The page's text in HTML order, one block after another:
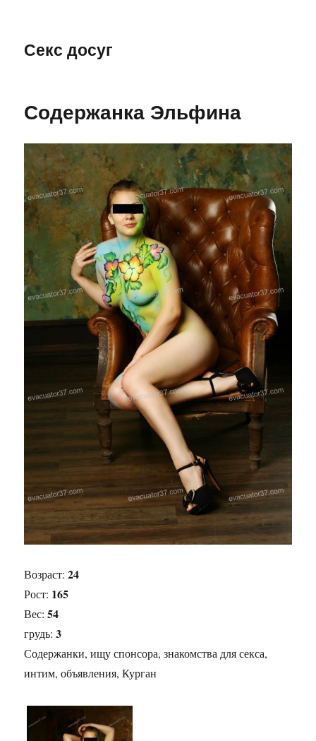
Секс досуг
Содержанка Эльфина
Возраст:24
Рост: 165
Вес:54
грудь:3
Содержанки, ищу спонсора, знакомства для секса,
интим, объявления, Курган